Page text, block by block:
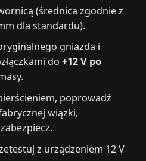
(średnica zgodnie z
dla standardu).
gniazda i
do+12 V po
poprowadź
wiązki,
z urządzeniem 12 V